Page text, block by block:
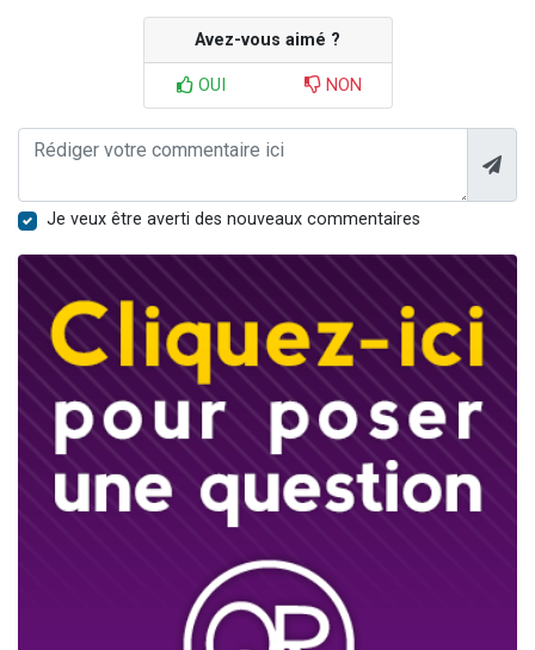
Avez-vous aimé ?
OUI NON
Je veux être averti des nouveaux commentaires